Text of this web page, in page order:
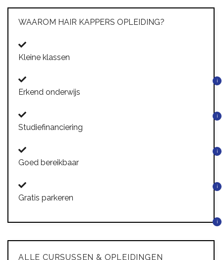
WAAROM HAIR KAPPERS OPLEIDING?
Kleine klassen
i
Erkend onderwijs
i
Studiefinanciering
i
Goed bereikbaar
i
Gratis parkeren
i
ALLE CURSUSSEN & OPLEIDINGEN